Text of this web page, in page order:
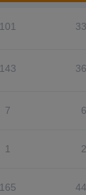
101
143
7
1
165